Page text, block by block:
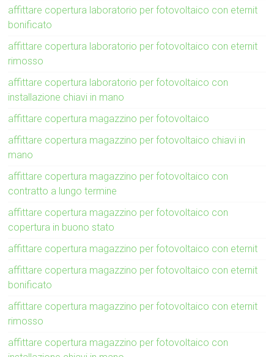
affittare copertura laboratorio per fotovoltaico con eternit
bonificato
affittare copertura laboratorio per fotovoltaico con eternit
rimosso
affittare copertura laboratorio per fotovoltaico con
installazione chiavi in mano
affittare copertura magazzino per fotovoltaico
affittare copertura magazzino per fotovoltaico chiavi in
mano
affittare copertura magazzino per fotovoltaico con
contratto a lungo termine
affittare copertura magazzino per fotovoltaico con
copertura in buono stato
affittare copertura magazzino per fotovoltaico con eternit
affittare copertura magazzino per fotovoltaico con eternit
bonificato
affittare copertura magazzino per fotovoltaico con eternit
rimosso
affittare copertura magazzino per fotovoltaico con